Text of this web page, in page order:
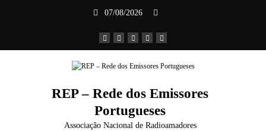
07/08/2026
REP – Rede dos Emissores
Portugueses
Associação Nacional de Radioamadores